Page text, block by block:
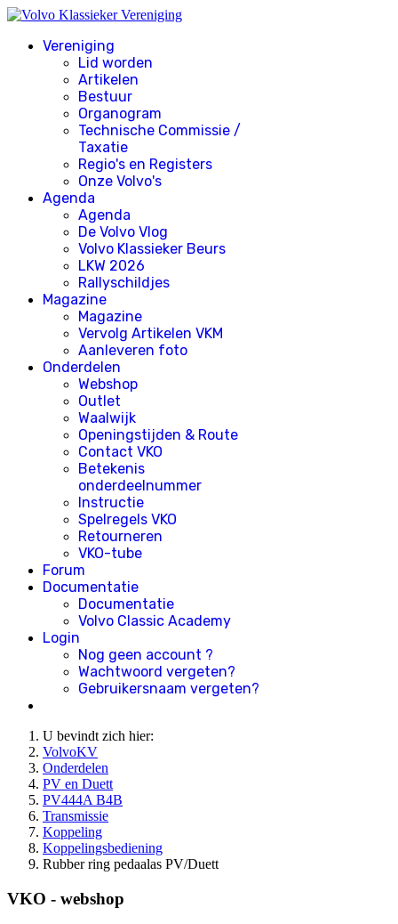
Vereniging
Lid worden
Artikelen
Bestuur
Organogram
Technische Commissie /
Taxatie
Regio's en Registers
Onze Volvo's
Agenda
Agenda
De Volvo Vlog
Volvo Klassieker Beurs
LKW 2026
Rallyschildjes
Magazine
Magazine
Vervolg Artikelen VKM
Aanleveren foto
Onderdelen
Webshop
Outlet
Waalwijk
Openingstijden & Route
Contact VKO
Betekenis
onderdeelnummer
Instructie
Spelregels VKO
Retourneren
VKO-tube
Forum
Documentatie
Documentatie
Volvo Classic Academy
Login
Nog geen account ?
Wachtwoord vergeten?
Gebruikersnaam vergeten?
U bevindt zich hier:
VolvoKV
Onderdelen
PV en Duett
PV444A B4B
Transmissie
Koppeling
Koppelingsbediening
Rubber ring pedaalas PV/Duett
VKO - webshop